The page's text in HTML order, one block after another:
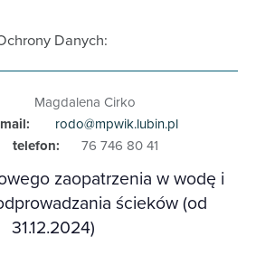
Danych:
Magdalena Cirko
mail: rodo@mpwik.lubin.pl
telefon: 76 746 80 41
zaopatrzenia w wodę i
ścieków (od
31.12.2024)